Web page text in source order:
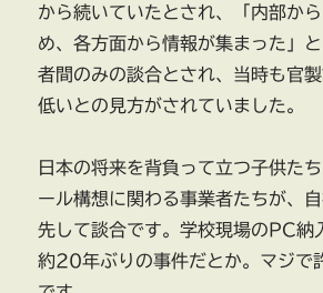
から続いていたとされ、「内部か
め、各方面から情報が集まった」
者間のみの談合とされ、当時も官
低いとの見方がされていました。
日本の将来を背負って立つ子供た
ール構想に関わる事業者たちが、
先して談合です。学校現場のPC納
約20年ぶりの事件だとか。マジで